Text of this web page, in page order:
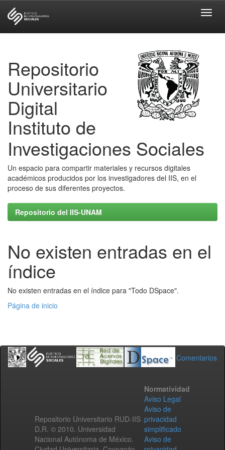
Repositorio
Universitario
Digital
Instituto de
Investigaciones Sociales
Un espacio para compartir materiales y recursos digitales
académicos producidos por los investigadores del IIS, en el
proceso de sus diferentes proyectos.
Repositorio del IIS-UNAM
No existen entradas en el
índice
No existen entradas en el índice para "Todo DSpace".
Página de inicio
Comentarios
Repositorio Universitario RUD-IIS
D.R. © 2010. Universidad
Nacional Autónoma de México.
Normatividad
Aviso Legal
Aviso de
privacidad
simplificado
Aviso de